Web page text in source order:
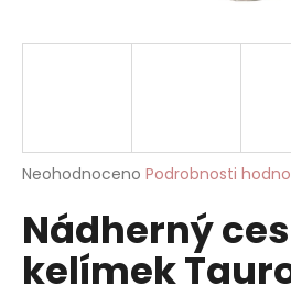
Průměrné
produktu
je
0,0
Neohodnoceno Podrobnosti
Nádherný
kelímek
j
?
HLEDAT